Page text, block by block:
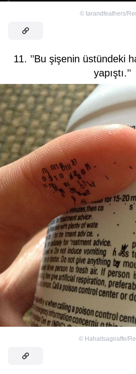
© tarandfeathers/
11. ’’Bu şişenin üstündeki
yapıştı.’’
© Hahaitsagiraffe/